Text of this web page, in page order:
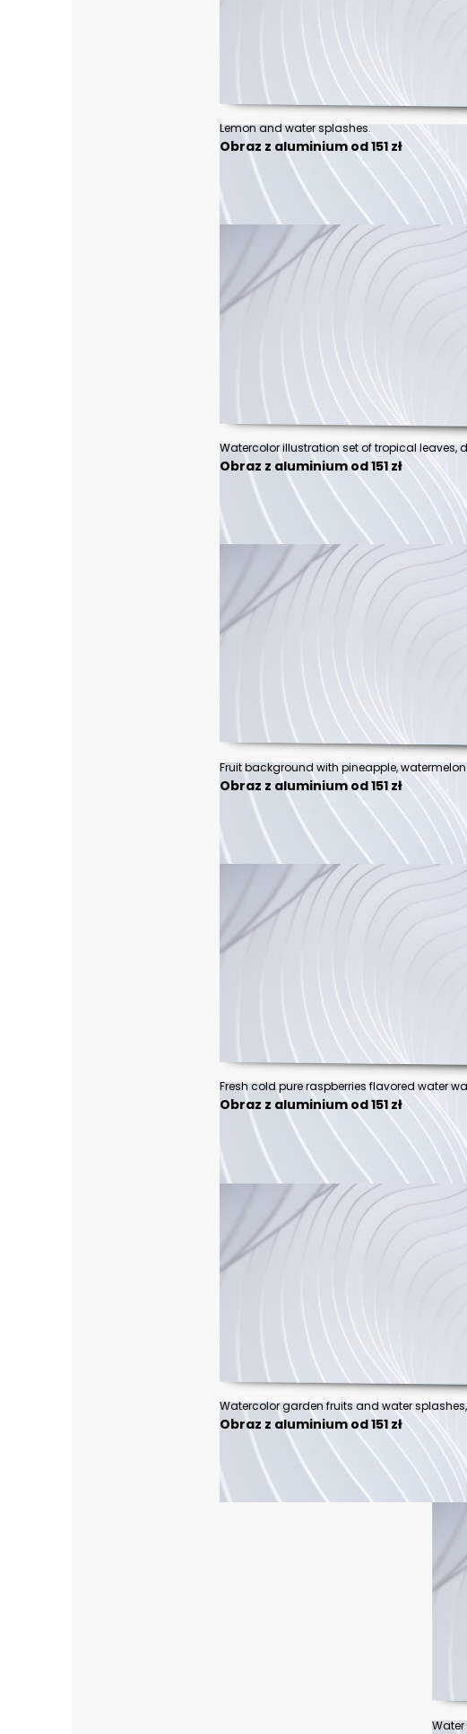
Lemon and water splashes.
Obraz z aluminium od 151 zł
Obraz z aluminium od 151 zł
Fruit background with pineapple, watermelon
Obraz z aluminium od 151 zł
Obraz z aluminium od 151 zł
Obraz z aluminium od 151 zł